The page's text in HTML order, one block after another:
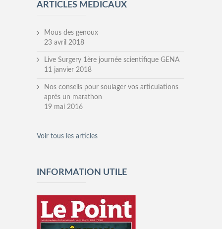
ARTICLES MEDICAUX
Mous des genoux
23 avril 2018
Live Surgery 1ère journée scientifique GENA
11 janvier 2018
Nos conseils pour soulager vos articulations
après un marathon
19 mai 2016
Voir tous les articles
INFORMATION UTILE